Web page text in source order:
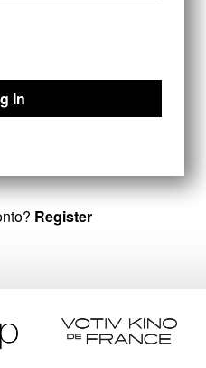
Register